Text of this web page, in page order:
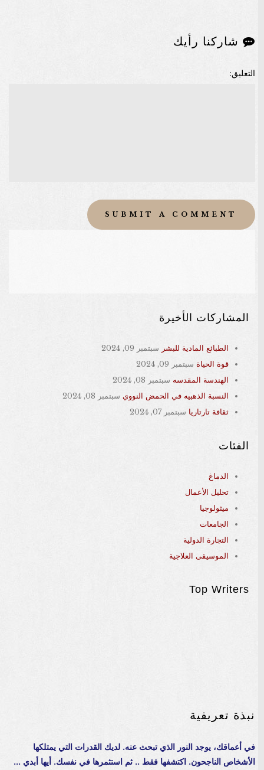
شاركنا رأيك
التعليق:
المشاركات الأخيرة
الطبائع المادية للبشر سبتمبر 09, 2024
قوة الحياة سبتمبر 09, 2024
الهندسة المقدسه سبتمبر 08, 2024
النسبة الذهبيه في الحمض النووي سبتمبر 08, 2024
ثقافة تارتاريا سبتمبر 07, 2024
الفئات
الدماغ
تحليل الأعمال
ميثولوجيا
الجامعات
التجارة الدولية
الموسيقى العلاجية
Top Writers
نبذة تعريفية
في أعماقك، يوجد النور الذي تبحث عنه. لديك القدرات التي يمتلكها
الأشخاص الناجحون. اكتشفها فقط .. ثم استثمرها في نفسك. أيها أبدي ...